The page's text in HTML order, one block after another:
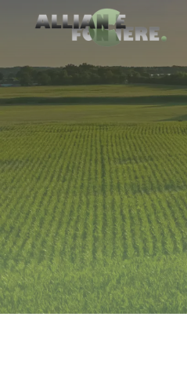
Panneau de gestion des cookies